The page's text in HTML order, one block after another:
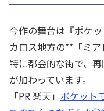
今作の舞台は『ポケ
カロス地方の**「ミ
特に都会的な街で、
が加わっています。
「PR 楽天」 ポケット